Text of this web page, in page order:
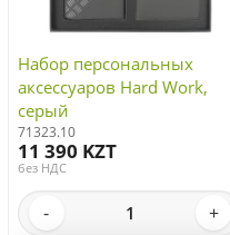
Набор персональных
аксессуаров Hard Work,
серый
71323.10
11 390 KZT
без НДС
- +